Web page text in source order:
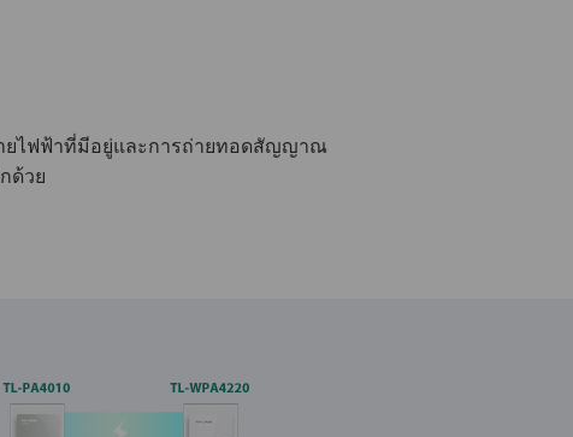
ยไฟฟ้าที่มีอยู่และการถ่ายทอดสัญญาณ
ด้วย